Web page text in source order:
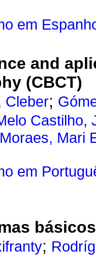
em
and
(CBCT)
Cleber;
Castilho,
Mari
em
;